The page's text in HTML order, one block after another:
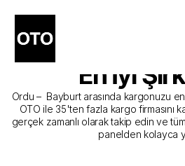
Ordu -
Gönderim
En İyi
Ordu –  Bayburt arasında kargonuzu
OTO ile 35'ten fazla kargo firmasını
gerçek zamanlı olarak takip edin ve
panelden kolayca